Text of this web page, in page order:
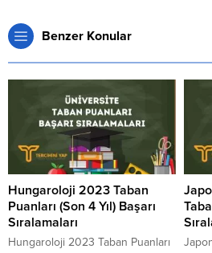
Benzer Konular
Hungaroloji 2023 Taban
Puanları (Son 4 Yıl) Başarı
Sıralamaları
Hungaroloji 2023 Taban Puanları